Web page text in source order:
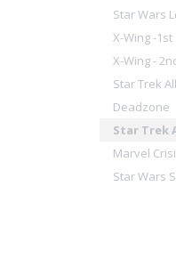
Star Wars
X-Wing -1st
X-Wing -
Star Trek
Deadzone
Star Trek
Marvel
Star Wars